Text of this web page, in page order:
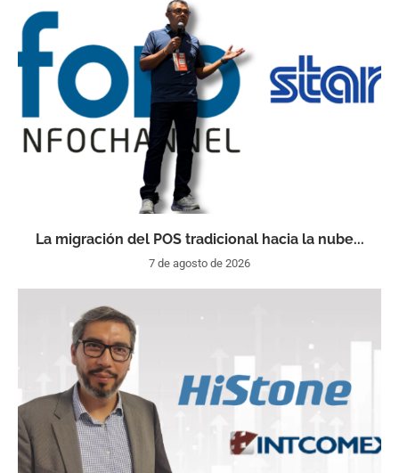
La migración del POS tradicional hacia la nube...
7 de agosto de 2026